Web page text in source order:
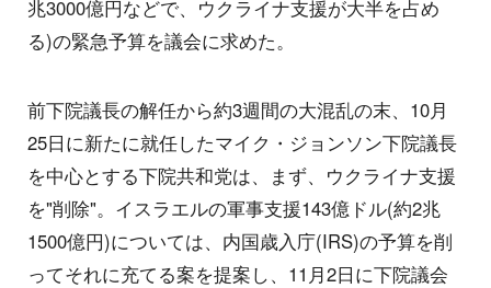
兆3000億円などで、ウクライナ支援が大半を占め
る)の緊急予算を議会に求めた。
前下院議長の解任から約3週間の大混乱の末、10月
25日に新たに就任したマイク・ジョンソン下院議長
を中心とする下院共和党は、まず、ウクライナ支援
を"削除"。イスラエルの軍事支援143億ドル(約2兆
1500億円)については、内国歳入庁(IRS)の予算を削
ってそれに充てる案を提案し、11月2日に下院議会